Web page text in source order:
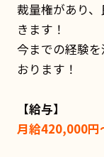
裁量権があり
きます！
今までの経験
おります！
【給与】
月給420,000円